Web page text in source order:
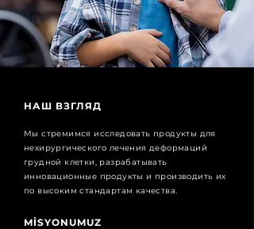
НАШ ВЗГЛЯД
Мы стремимся исследовать продукты для
нехирургического лечения деформаций
грудной клетки, разрабатывать
инновационные продукты и производить их
по высоким стандартам качества.
MİSYONUMUZ